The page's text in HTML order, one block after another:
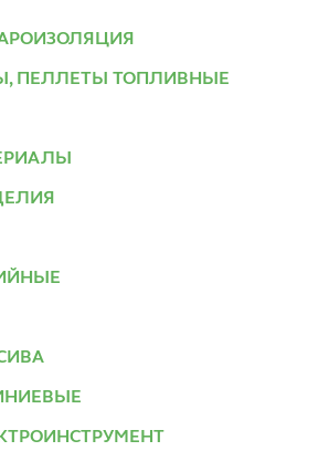
ПЕЛЛЕТЫ ТОПЛИВНЫЕ